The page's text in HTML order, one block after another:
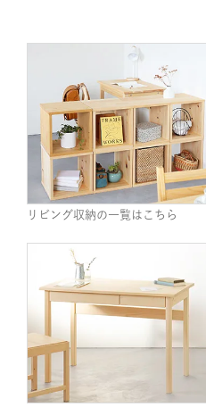
リビング収納の一覧はこちら